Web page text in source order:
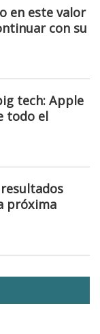
en este valor
con su
tech: Apple
todo el
resultados
próxima